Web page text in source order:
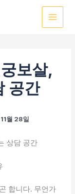
보살,
공간
월 28일
상담 공간
합니다. 무언가